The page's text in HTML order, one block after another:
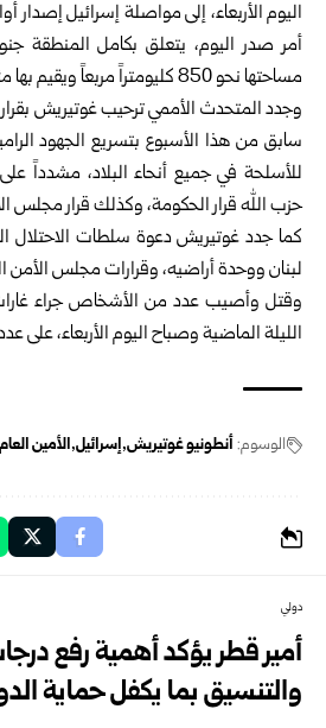
اليوم الأربعاء، إلى مواصلة إسرائيل إصدار
أمر صدر اليوم، يتعلق بكامل المنطقة
مساحتها نحو 850 كليومتراً مربعاً ويقيم بها مئات آلاف الناس.
وجدد المتحدث الأممي ترحيب غوتيريش
سابق من هذا الأسبوع بتسريع الجهود
للأسلحة في جميع أنحاء البلاد، مشدداً
حزب الله قرار الحكومة، وكذلك قرار مجلس الأمن
كما جدد غوتيريش دعوة سلطات الاحتلال
لبنان ووحدة أراضيه، وقرارات مجلس الأمن
وقتل وأصيب عدد من الأشخاص جراء غارات
الليلة الماضية وصباح اليوم الأربعاء، على
الوسوم: أنطونيو غوتيريش إسرائيل الأمين
دولي
أمير قطر يؤكد أهمية رفع
والتنسيق بما يكفل حماية